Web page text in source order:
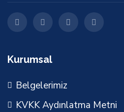
Kurumsal
Belgelerimiz
KVKK Aydınlatma Metni